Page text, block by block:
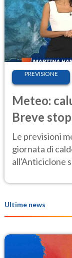
PREVISIONE
Meteo:
Breve
Le previsioni
giornata di
all'Anticiclone
Ultime news